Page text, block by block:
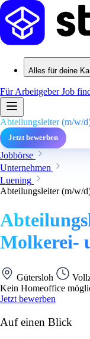
Alles für deine
Für ArbeitgeberJob
Abteilungsleiter (m/w/
Jetzt bewerben
Jobbörse
Unternehmen
Luening
Abteilungsleiter (m/w/
Molkerei-
Gütersloh
Kein Homeoffice
Jetzt bewerben
Auf einen Blick